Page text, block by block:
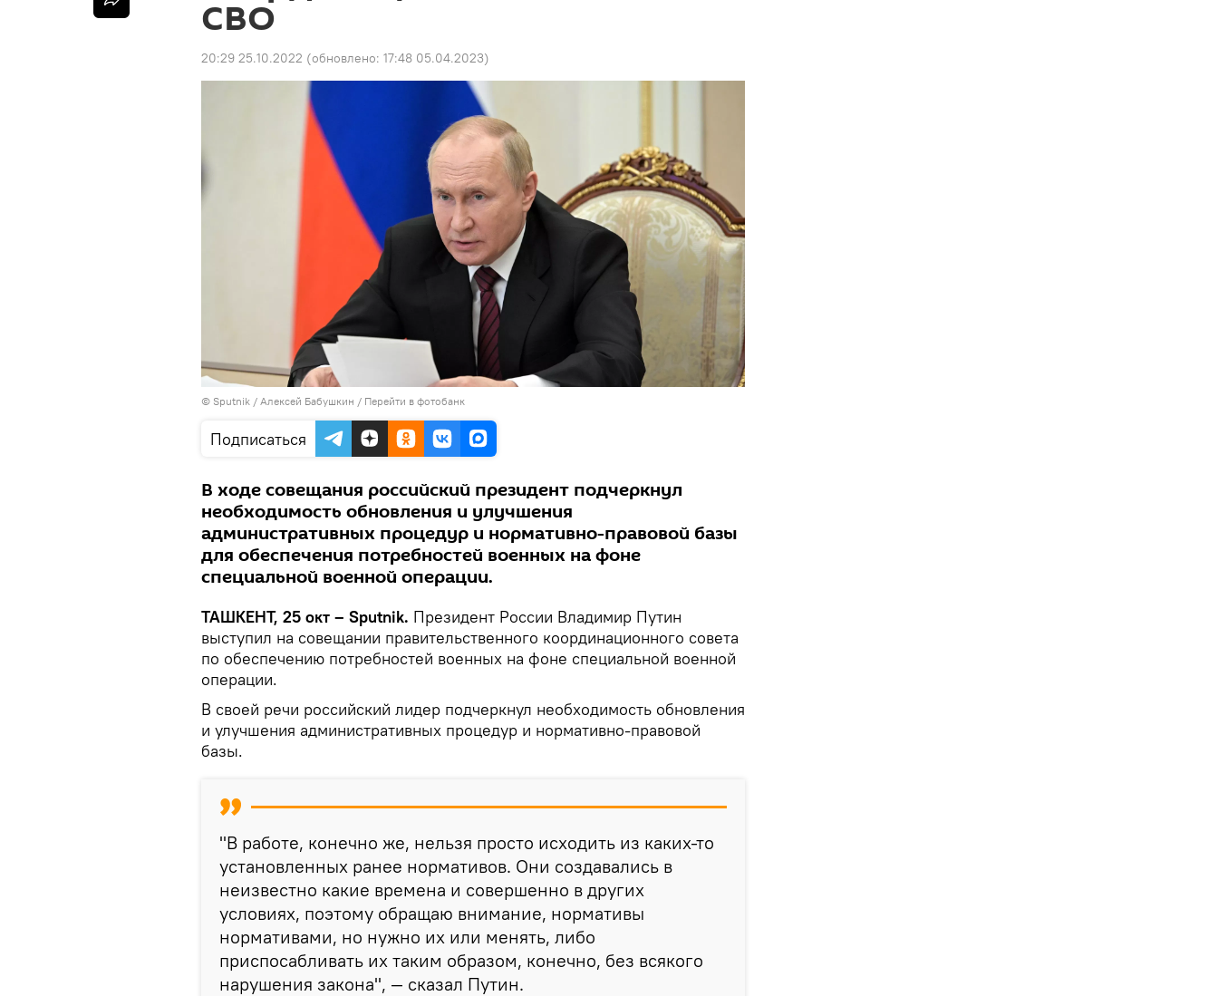
СВО
20:29 25.10.2022 (обновлено: 17:48 05.04.2023)
© Sputnik / Алексей Бабушкин / Перейти в фотобанк
Подписаться
В ходе совещания российский президент подчеркнул
необходимость обновления и улучшения
административных процедур и нормативно-правовой базы
для обеспечения потребностей военных на фоне
специальной военной операции.
ТАШКЕНТ, 25 окт – Sputnik. Президент России Владимир Путин
выступил на совещании правительственного координационного совета
по обеспечению потребностей военных на фоне специальной военной
операции.
В своей речи российский лидер подчеркнул необходимость обновления
и улучшения административных процедур и нормативно-правовой
базы.
"В работе, конечно же, нельзя просто исходить из каких-то
установленных ранее нормативов. Они создавались в
неизвестно какие времена и совершенно в других
условиях, поэтому обращаю внимание, нормативы
нормативами, но нужно их или менять, либо
приспосабливать их таким образом, конечно, без всякого
нарушения закона", — сказал Путин.